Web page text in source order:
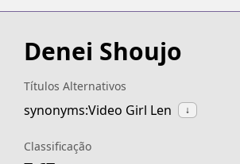
Denei Shoujo
Títulos Alternativos
synonyms:Video Girl Len ↓
Classificação